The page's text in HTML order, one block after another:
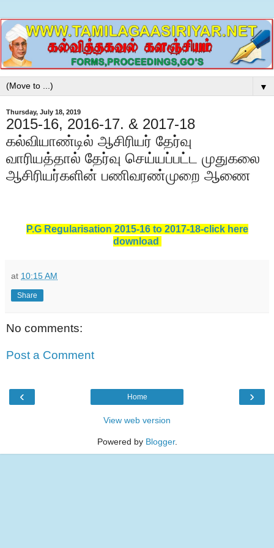
▼
Thursday, July 18, 2019
2015-16, 2016-17. & 2017-18
கல்வியாண்டில் ஆசிரியர் தேர்வு
வாரியத்தால் தேர்வு செய்யப்பட்ட முதுகலை
ஆசிரியர்களின் பணிவரண்முறை ஆணை
P.G Regularisation 2015-16 to 2017-18-click here
download
at 10:15 AM
Share
No comments:
Post a Comment
‹ ›
Home
View web version
Powered by Blogger.